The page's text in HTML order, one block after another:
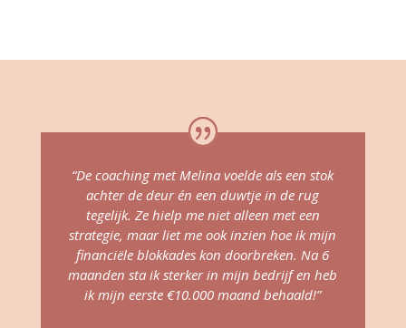
“De coaching met Melina voelde als een stok
achter de deur én een duwtje in de rug
tegelijk. Ze hielp me niet alleen met een
strategie, maar liet me ook inzien hoe ik mijn
financiële blokkades kon doorbreken. Na 6
maanden sta ik sterker in mijn bedrijf en heb
ik mijn eerste €10.000 maand behaald!”